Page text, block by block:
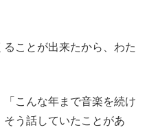
ことが出来たから、わた
こんな年まで音楽を続け
う話していたことがあ